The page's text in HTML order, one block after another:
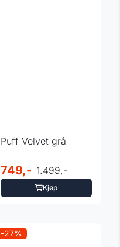
Puff Velvet grå
749,- 1.499,-
Kjøp
-27%